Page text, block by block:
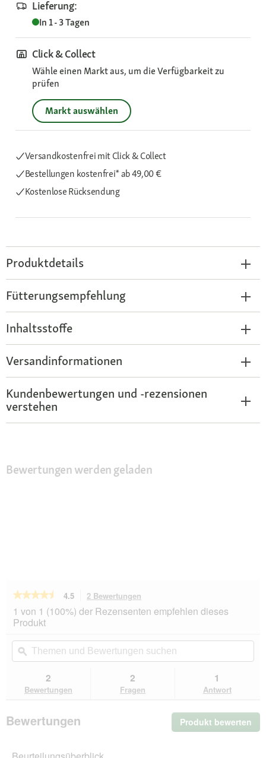
Lieferung:
In 1 - 3 Tagen
Click & Collect
Wähle einen Markt aus, um die Verfügbarkeit zu
prüfen
Markt auswählen
Versandkostenfrei mit Click & Collect
Bestellungen kostenfrei*ab 49,00 €
Kostenlose Rücksendung
Produktdetails
Fütterungsempfehlung
Inhaltsstoffe
Versandinformationen
Kundenbewertungen und -rezensionen
verstehen
Bewertungen werden geladen
★★★★★
★★★★★
von
5
lesen
für
Lou
Nassfutter
SuperMono,
4.5 2 Bewertungen
dieser
Aktion
du
zu
den
1 von 1 (100%) der Rezensenten empfehlen dieses
Produkt
Themen
und
Bewertungen
ϙ
2
Bewertungen
2
Fragen
1
Antwort
Bewertungen Produkt bewerten
Mit